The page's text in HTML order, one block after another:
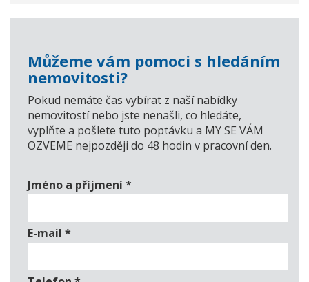
Můžeme vám pomoci s hledáním
nemovitosti?
Pokud nemáte čas vybírat z naší nabídky
nemovitostí nebo jste nenašli, co hledáte,
vyplňte a pošlete tuto poptávku a MY SE VÁM
OZVEME nejpozději do 48 hodin v pracovní den.
Jméno a příjmení*
E-mail *